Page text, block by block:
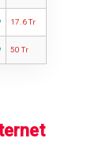
17.6 Tr
50 Tr